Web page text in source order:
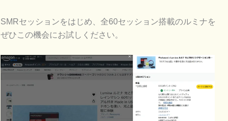
SMRセッションをはじめ、全60セッション搭載のルミナを
ぜひこの機会にお試しください。